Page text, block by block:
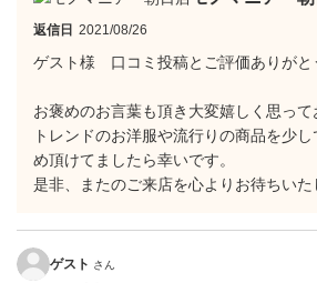
返信日 2021/08/26
ゲスト様 口コミ投稿とご評価ありがと
お褒めのお言葉も頂き大変嬉しく思って
トレンドのお洋服や流行りの商品を少
め頂けてましたら幸いです。
是非、またのご来店を心よりお待ちいた
ゲスト さん